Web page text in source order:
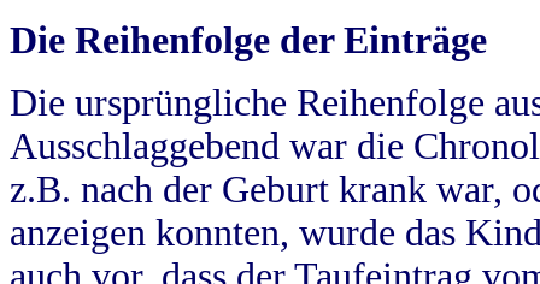
Die Reihenfolge der Einträge
Die ursprüngliche Reihenfolge
Ausschlaggebend war die
z.B. nach der Geburt krank war,
anzeigen konnten, wurde das